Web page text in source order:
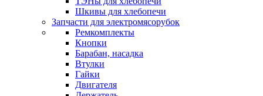
Шкивы для хлебопечи
Запчасти для электромясорубок
Ремкомплекты
Кнопки
Барабан, насадка
Втулки
Гайки
Двигателя